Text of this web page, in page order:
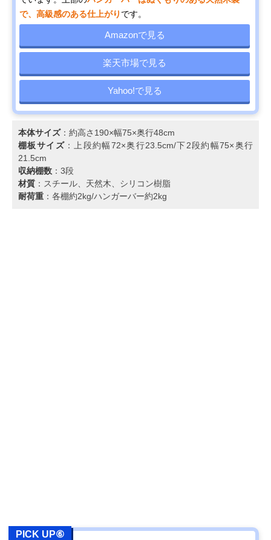
で、高級感のある仕上がり です。
Amazonで見る
楽天市場で見る
Yahoo!で見る
本体サイズ：約高さ190×幅75×奥行48cm
棚板サイズ：上段約幅72×奥行23.5cm/下2段約幅75×奥行
21.5cm
収納棚数 ：3段
材質 ：スチール、天然木、シリコン樹脂
耐荷重 ：各棚約2kg/ハンガーバー約2kg
PICK UP⑥